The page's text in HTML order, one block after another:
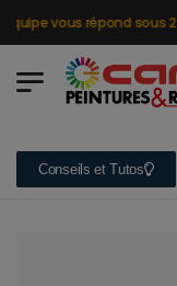
vous répond sous 24H
Conseils et Tutos